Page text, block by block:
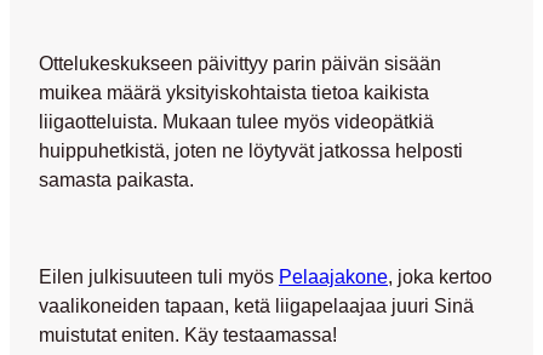
Ottelukeskukseen päivittyy parin päivän sisään
muikea määrä yksityiskohtaista tietoa kaikista
liigaotteluista. Mukaan tulee myös videopätkiä
huippuhetkistä, joten ne löytyvät jatkossa helposti
samasta paikasta.
Eilen julkisuuteen tuli myös Pelaajakone, joka kertoo
vaalikoneiden tapaan, ketä liigapelaajaa juuri Sinä
muistutat eniten. Käy testaamassa!